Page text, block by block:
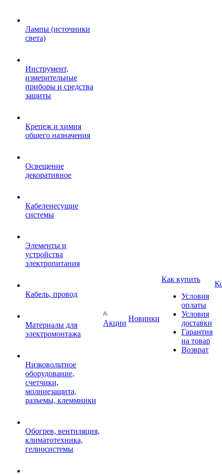
Лампы (источники
света)
Инструмент,
измерительные
приборы и средства
защиты
Крепеж и химия
общего назначения
Освещение
декоративное
Кабеленесущие
системы
Элементы и
устройства
электропитания
Кабель, провод
Материалы для
электромонтажа
Низковольтное
оборудование,
счетчики,
молниезащита,
разъемы, клеммники
Обогрев, вентиляция,
климатотехника,
гелиосистемы
Акции
Новинки
Как купить
Условия
оплаты
Условия
доставки
Гарантия
на товар
Возврат